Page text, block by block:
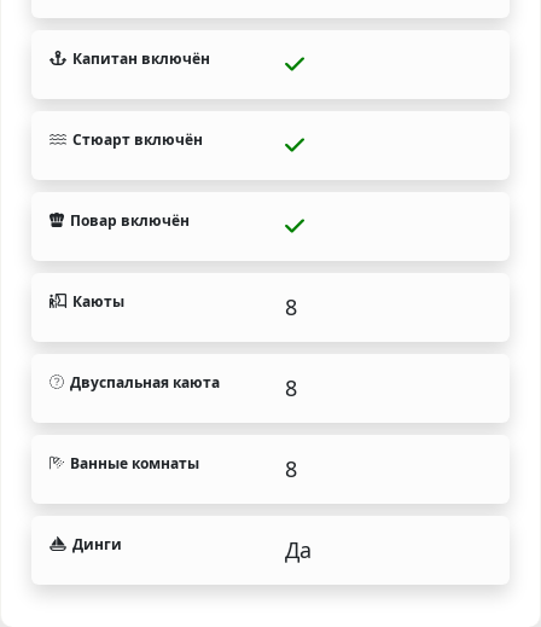
Капитан включён
Стюарт включён
Повар включён
Каюты 8
Двуспальная каюта 8
Ванные комнаты 8
Динги Да